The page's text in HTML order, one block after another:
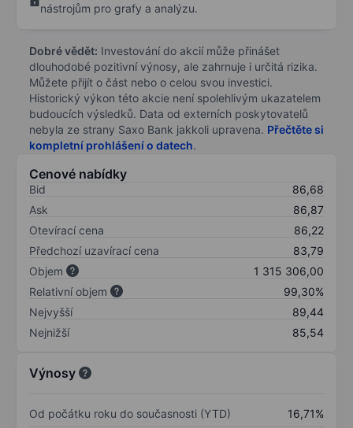
nástrojům pro grafy a analýzu.
Dobré vědět: Investování do akcií může přinášet
dlouhodobé pozitivní výnosy, ale zahrnuje i určitá rizika.
Můžete přijít o část nebo o celou svou investici.
Historický výkon této akcie není spolehlivým ukazatelem
budoucích výsledků. Data od externích poskytovatelů
nebyla ze strany Saxo Bank jakkoli upravena. Přečtěte si
kompletní prohlášení o datech.
Cenové nabídky
Bid
86,68
Ask
86,87
Otevírací cena
86,22
Předchozí uzavírací cena
83,79
Objem
1 315 306,00
Relativní objem
99,30%
Nejvyšší
89,44
Nejnižší
85,54
Výnosy
Od počátku roku do současnosti (YTD)
16,71%